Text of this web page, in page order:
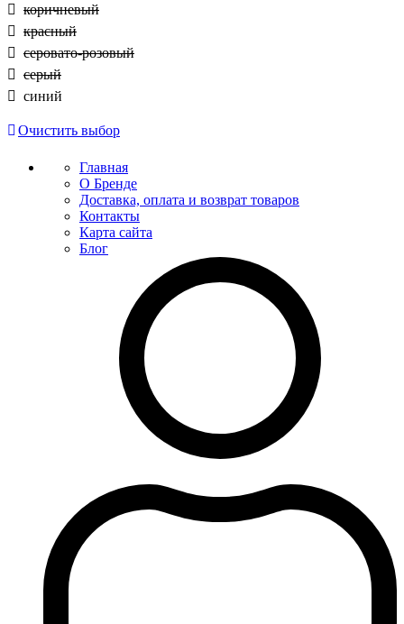
коричневый
красный
серовато-розовый
серый
синий
Очистить выбор
Главная
О Бренде
Доставка, оплата и возврат товаров
Контакты
Карта сайта
Блог